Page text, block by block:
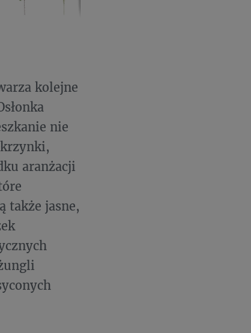
kolejne
nie
aranżacji
także jasne,